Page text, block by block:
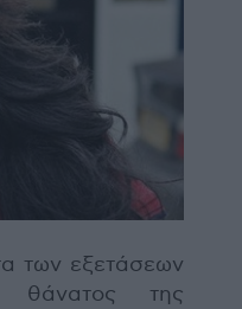
των εξετάσεων
της